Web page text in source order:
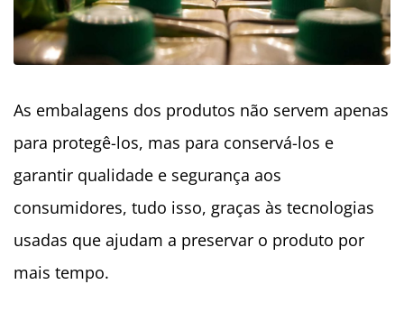
As embalagens dos produtos não servem apenas
para protegê-los, mas para conservá-los e
garantir qualidade e segurança aos
consumidores, tudo isso, graças às tecnologias
usadas que ajudam a preservar o produto por
mais tempo.